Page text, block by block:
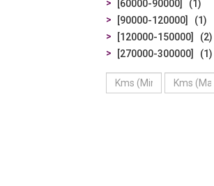
[60000-90000]
1
[90000-120000]
1
[120000-150000]
2
[270000-300000]
1